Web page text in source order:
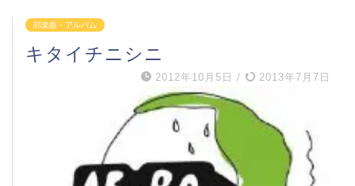
邦楽曲・アルバム
キタイチニシニ
2012年10月5日 / 2013年7月7日